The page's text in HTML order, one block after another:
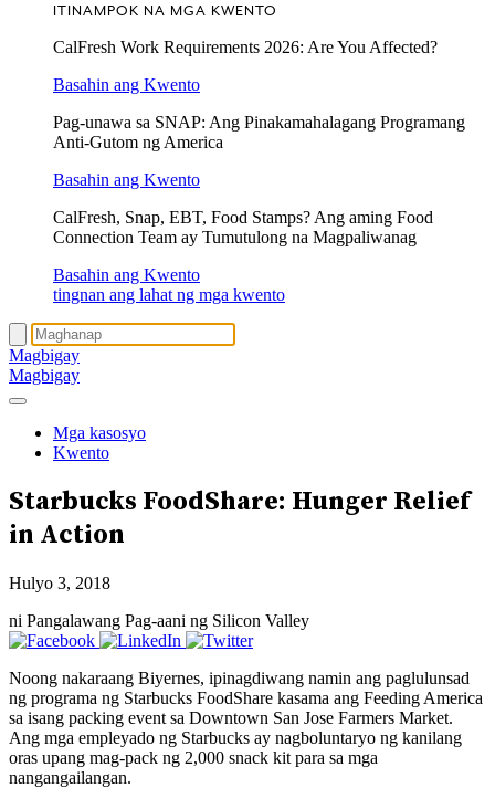
ITINAMPOK NA MGA KWENTO
CalFresh Work Requirements 2026: Are You Affected?
Basahin ang Kwento
Pag-unawa sa SNAP: Ang Pinakamahalagang Programang
Anti-Gutom ng America
Basahin ang Kwento
CalFresh, Snap, EBT, Food Stamps? Ang aming Food
Connection Team ay Tumutulong na Magpaliwanag
Basahin ang Kwento
tingnan ang lahat ng mga kwento
Magbigay
Magbigay
Mga kasosyo
Kwento
Starbucks FoodShare: Hunger Relief
in Action
Hulyo 3, 2018
ni Pangalawang Pag-aani ng Silicon Valley
Noong nakaraang Biyernes, ipinagdiwang namin ang paglulunsad
ng programa ng Starbucks FoodShare kasama ang Feeding America
sa isang packing event sa Downtown San Jose Farmers Market.
Ang mga empleyado ng Starbucks ay nagboluntaryo ng kanilang
oras upang mag-pack ng 2,000 snack kit para sa mga
nangangailangan.